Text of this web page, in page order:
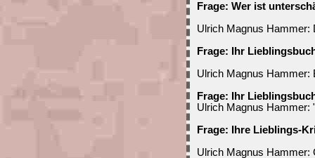
Frage: Wer ist
Ulrich Magnus Hammer:
Frage: Ihr
Ulrich Magnus Hammer:
Frage: Ihr
Ulrich Magnus Hammer:
Frage: Ihre Lieblings-
Ulrich Magnus Hammer: